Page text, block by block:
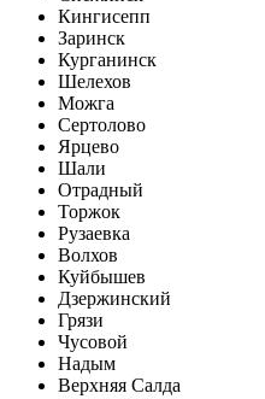
Кингисепп
Заринск
Курганинск
Шелехов
Можга
Сертолово
Ярцево
Шали
Отрадный
Торжок
Рузаевка
Волхов
Куйбышев
Дзержинский
Грязи
Чусовой
Надым
Верхняя Салда